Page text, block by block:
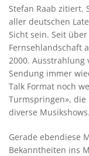
Stefan Raab zitiert.
aller deutschen
Sicht sein. Seit
Fernsehlandschaft
2000. Ausstrahlung
Sendung immer
Talk Format noch
Turmspringen», die
diverse Musikshows.
Gerade ebendiese
Bekanntheiten ins